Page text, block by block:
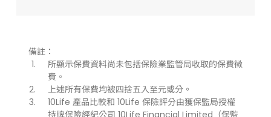
備註：
所顯示保費資料尚未包括保險業監管局收取的保費徵
費。
上述所有保費均被四捨五入至元或分。
10Life 產品比較和 10Life 保險評分由獲保監局授權
持牌保險經紀公司 10Life Financial Limited（保監